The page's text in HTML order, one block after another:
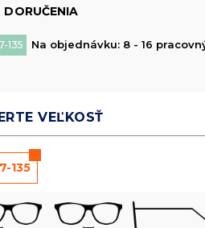
DORUČENIA
135 Na objednávku: 8 - 16
VEĽKOSŤ
135